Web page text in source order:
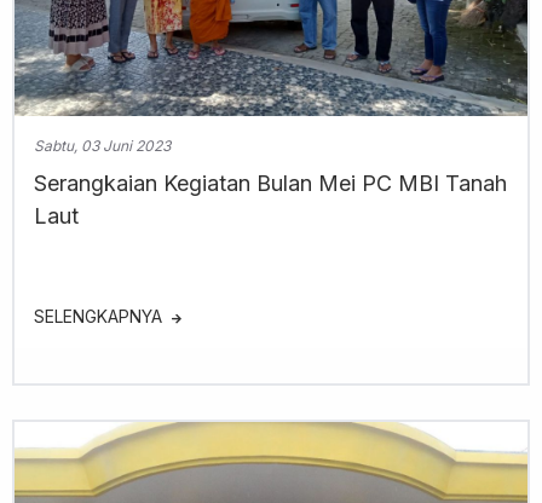
Sabtu, 03 Juni 2023
Serangkaian Kegiatan Bulan Mei PC MBI Tanah
Laut
SELENGKAPNYA